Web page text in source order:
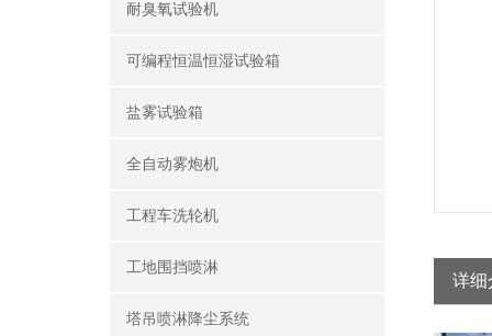
耐臭氧试验机
可编程恒温恒湿试验箱
盐雾试验箱
全自动雾炮机
工程车洗轮机
工地围挡喷淋
塔吊喷淋降尘系统
详细